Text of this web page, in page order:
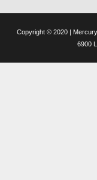
Copyright © 2020 |
6900